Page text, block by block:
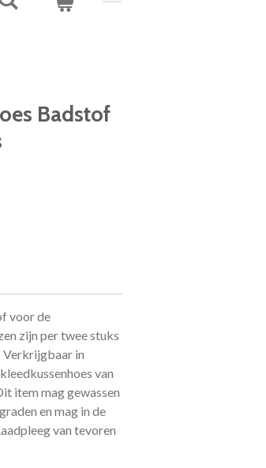
Badstof
voor de
zijn per twee stuks
Verkrijgbaar in
van
item mag gewassen
en mag in de
van tevoren